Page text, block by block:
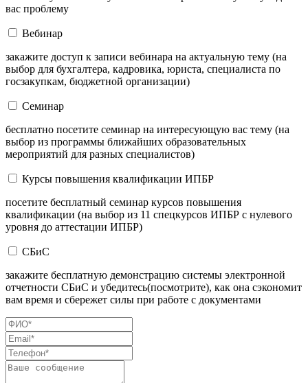
вас проблему
Вебинар
закажите доступ к записи вебинара на актуальную тему (на
выбор для бухгалтера, кадровика, юриста, специалиста по
госзакупкам, бюджетной организации)
Семинар
бесплатно посетите семинар на интересующую вас тему (на
выбор из программы ближайших образовательных
мероприятий для разных специалистов)
Курсы повышения квалификации ИПБР
посетите бесплатный семинар курсов повышения
квалификации (на выбор из 11 спецкурсов ИПБР с нулевого
уровня до аттестации ИПБР)
СБиС
закажите бесплатную демонстрацию системы электронной
отчетности СБиС и убедитесь(посмотрите), как она сэкономит
вам время и сбережет силы при работе с документами